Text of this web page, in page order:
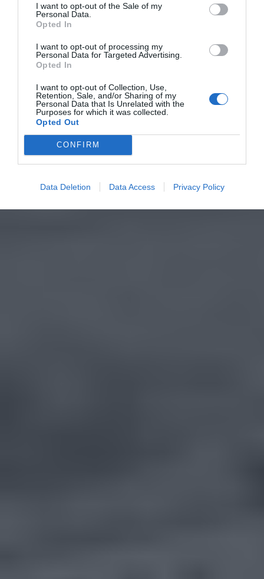
I want to opt-out of the Sale of my
Personal Data.
Opted In
I want to opt-out of processing my
Personal Data for Targeted Advertising.
Opted In
I want to opt-out of Collection, Use,
Retention, Sale, and/or Sharing of my
Personal Data that Is Unrelated with the
Purposes for which it was collected.
Opted Out
CONFIRM
Data Deletion Data Access Privacy Policy